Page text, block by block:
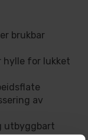
brukbar
hylle for lukket
av
utbyggbart